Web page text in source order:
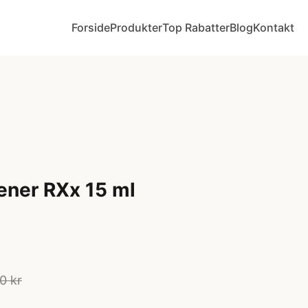
ForsideProdukterTop RabatterBlogKontakt
RXx 15 ml
kr